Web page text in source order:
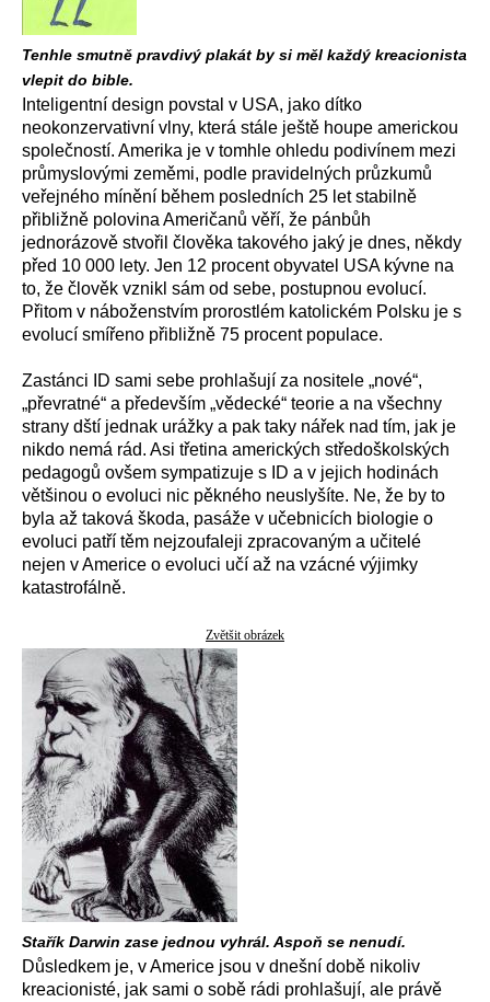
Tenhle smutně pravdivý plakát by si měl každý kreacionista
vlepit do bible.
Inteligentní design povstal v USA, jako dítko
neokonzervativní vlny, která stále ještě houpe americkou
společností. Amerika je v tomhle ohledu podivínem mezi
průmyslovými zeměmi, podle pravidelných průzkumů
veřejného mínění během posledních 25 let stabilně
přibližně polovina Američanů věří, že pánbůh
jednorázově stvořil člověka takového jaký je dnes, někdy
před 10 000 lety. Jen 12 procent obyvatel USA kývne na
to, že člověk vznikl sám od sebe, postupnou evolucí.
Přitom v náboženstvím prorostlém katolickém Polsku je s
evolucí smířeno přibližně 75 procent populace.
Zastánci ID sami sebe prohlašují za nositele „nové“,
„převratné“ a především „vědecké“ teorie a na všechny
strany dští jednak urážky a pak taky nářek nad tím, jak je
nikdo nemá rád. Asi třetina amerických středoškolských
pedagogů ovšem sympatizuje s ID a v jejich hodinách
většinou o evoluci nic pěkného neuslyšíte. Ne, že by to
byla až taková škoda, pasáže v učebnicích biologie o
evoluci patří těm nejzoufaleji zpracovaným a učitelé
nejen v Americe o evoluci učí až na vzácné výjimky
katastrofálně.
Zvětšit obrázek
Stařík Darwin zase jednou vyhrál. Aspoň se nenudí.
Důsledkem je, v Americe jsou v dnešní době nikoliv
kreacionisté, jak sami o sobě rádi prohlašují, ale právě